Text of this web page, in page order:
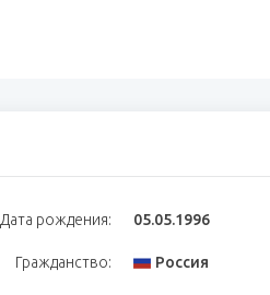
Дата рождения: 05.05.1996
Гражданство: Россия